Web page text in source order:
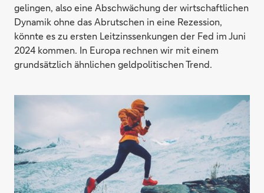
gelingen, also eine Abschwächung der wirtschaftlichen
Dynamik ohne das Abrutschen in eine Rezession,
könnte es zu ersten Leitzinssenkungen der Fed im Juni
2024 kommen. In Europa rechnen wir mit einem
grundsätzlich ähnlichen geldpolitischen Trend.